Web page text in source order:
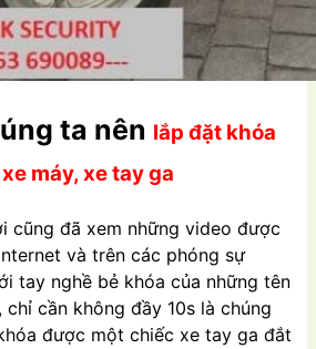
ta nên lắp đặt khóa
máy, xe tay ga
cũng đã xem những video được
và trên các phóng sự
tay nghề bẻ khóa của những tên
chỉ cần không đầy 10s là chúng
được một chiếc xe tay ga đắt